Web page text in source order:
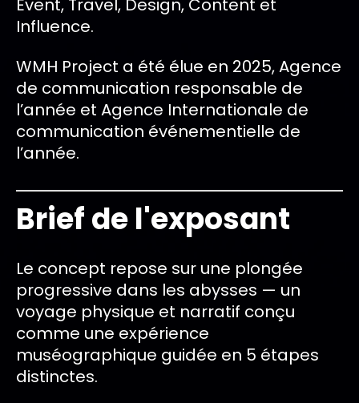
Event, Travel, Design, Content et
Influence.
WMH Project a été élue en 2025, Agence
de communication responsable de
l’année et Agence Internationale de
communication événementielle de
l’année.
Brief de l'exposant
Le concept repose sur une plongée
progressive dans les abysses — un
voyage physique et narratif conçu
comme une expérience
muséographique guidée en 5 étapes
distinctes.